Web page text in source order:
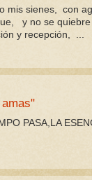
mis sienes, con
y no se
y recepción, ...
PASA,LA